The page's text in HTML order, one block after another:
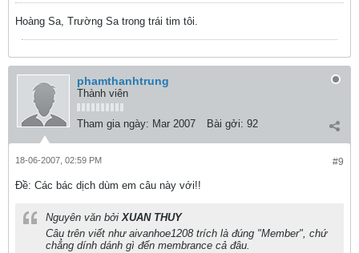
Hoàng Sa, Trường Sa trong trái tim tôi.
phamthanhtrung
Thành viên
Tham gia ngày: Mar 2007 Bài gởi: 92
#9
18-06-2007, 02:59 PM
Ðề: Các bác dịch dùm em câu này với!!
Nguyên văn bởiXUAN THUY
Câu trên viết như aivanhoe1208 trích là đúng "Member", chứ
chẳng dính dánh gì đến membrance cả đâu.